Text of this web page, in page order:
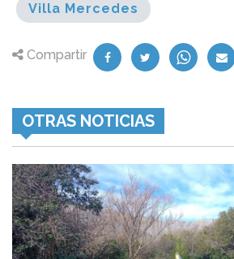
Villa Mercedes
Compartir
OTRAS NOTICIAS